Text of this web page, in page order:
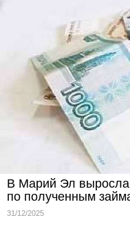
В Марий Эл выросла
по полученным
31/12/2025